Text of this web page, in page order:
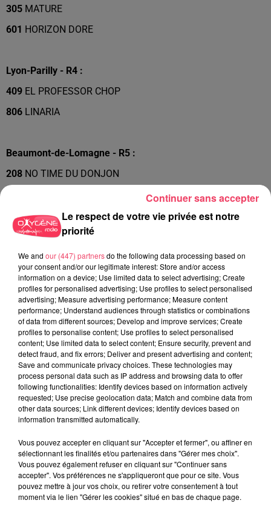
305 MATURE
601 HORIZON DORE
Lyon-Parilly - R4 :
409 EL PROFESSOR CHOP
806 LINARIA
Beaumont-de-Lomagne - R5 :
208 NO TIME DU DONJON
FIL INFOS
17h46
À Sillé-le-Guillaume, les courses hippiques font
vivre la forêt le...
4 août 2026
Haut-Anjou. Qui sont ces centaines de cyclistes
sur les routes de...
Le respect de votre vie privée est notre
priorité
We and our (447) partnersdo the following data processing based on
your consent and/or our legitimate interest: Store and/or access
information on a device; Use limited data to select advertising; Create
profiles for personalised advertising; Use profiles to select personalised
advertising; Measure advertising performance; Measure content
performance; Understand audiences through statistics or combinations
of data from different sources; Develop and improve services; Create
profiles to personalise content; Use profiles to select personalised
content; Use limited data to select content; Ensure security, prevent and
detect fraud, and fix errors; Deliver and present advertising and content;
Save and communicate privacy choices. These technologies may
process personal data such as IP address and browsing data to offer
following functionalities: Identify devices based on information actively
requested; Use precise geolocation data; Match and combine data from
other data sources; Link different devices; Identify devices based on
information transmitted automatically.
Vous pouvez accepter en cliquant sur "Accepter et fermer", ou affiner en
sélectionnant les finalités et/ou partenaires dans "Gérer mes choix".
Vous pouvez également refuser en cliquant sur "Continuer sans
accepter". Vos préférences ne s'appliqueront que pour ce site. Vous
pouvez mettre à jour vos choix, ou retirer votre consentement à tout
moment via le lien "Gérer les cookies" situé en bas de chaque page.
Continuer sans accepter